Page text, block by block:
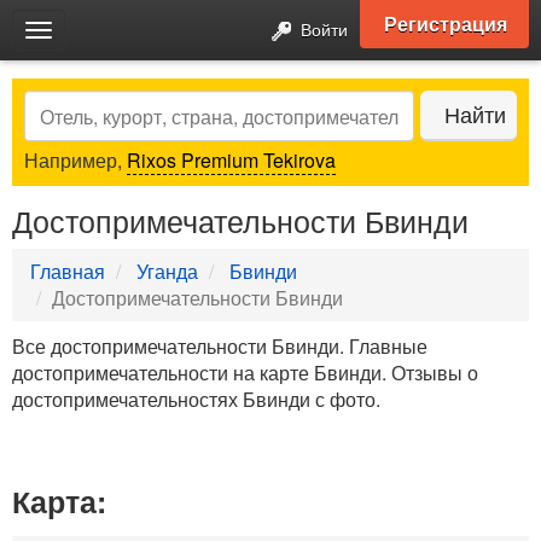
Toggle
navigation
Войти Регистрация
Search Найти
Например, Rixos Premium Tekirova
Достопримечательности Бвинди
Главная Уганда
Бвинди
Достопримечательности Бвинди
Все достопримечательности Бвинди. Главные
достопримечательности на карте Бвинди. Отзывы о
достопримечательностях Бвинди с фото.
Карта: